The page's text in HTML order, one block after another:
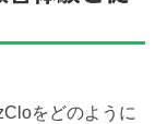
をどのように